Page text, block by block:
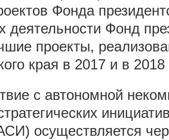
Фонда
деятельности Фонд
проекты,
края в 2017 и в 2018
с автономной
осуществляется